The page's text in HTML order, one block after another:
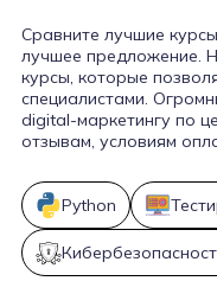
Сравните лучшие
лучшее предложение.
курсы, которые
специалистами.
digital-маркетингу по
отзывам, условиям
Python